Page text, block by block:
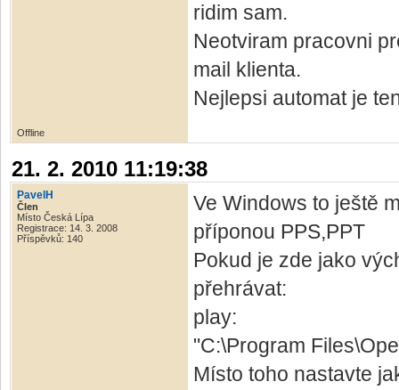
ridim sam.
Neotviram pracovni
mail klienta.
Nejlepsi automat je
Offline
21. 2. 2010 11:19:38
PavelH
Člen
Místo Česká Lípa
Registrace: 14. 3. 2008
Příspěvků: 140
Ve Windows to ještě
příponou PPS,PPT
Pokud je zde jako
přehrávat:
play:
"C:\Program
Místo toho nastavte